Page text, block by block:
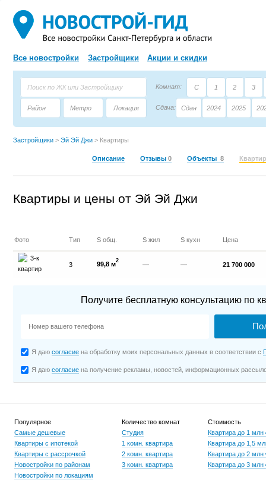
Все новостройки Застройщики Акции и скидки
Комнат: С 1 2 3
Район Метро Локация Сдача: Сдан 2024 2025
Застройщики > Эй Эй Джи > Квартиры
Описание Отзывы 0 Объекты 8
Квартиры и цены от Эй Эй Джи
Фото Тип S общ. S жил S кухн Цена
3 99,8 м2
— — 21 700 000
Получите бесплатную консультацию по
Я даюсогласие на обработку моих персональных данных в соответствии с
Я даюсогласие на получение рекламы, новостей, информационных
Популярное
Самые дешевые
Квартиры с ипотекой
Квартиры с рассрочкой
Новостройки по районам
Новостройки по локациям
Количество комнат
Студия
1 комн. квартира
2 комн. квартира
3 комн. квартира
Стоимость
Квартира до 1 млн
Квартира до 1,5
Квартира до 2 млн
Квартира до 3 млн